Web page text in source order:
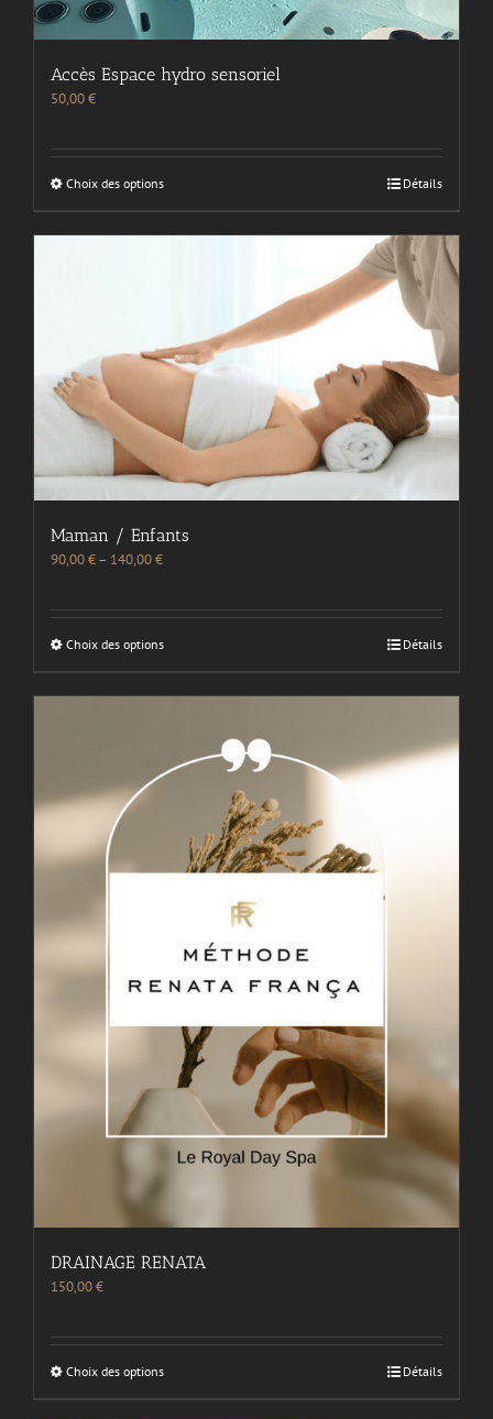
Accès Espace hydro sensoriel
50,00€
Choix des options Détails
Maman / Enfants
90,00€– 140,00€
Choix des options Détails
DRAINAGE RENATA
150,00€
Choix des options Détails